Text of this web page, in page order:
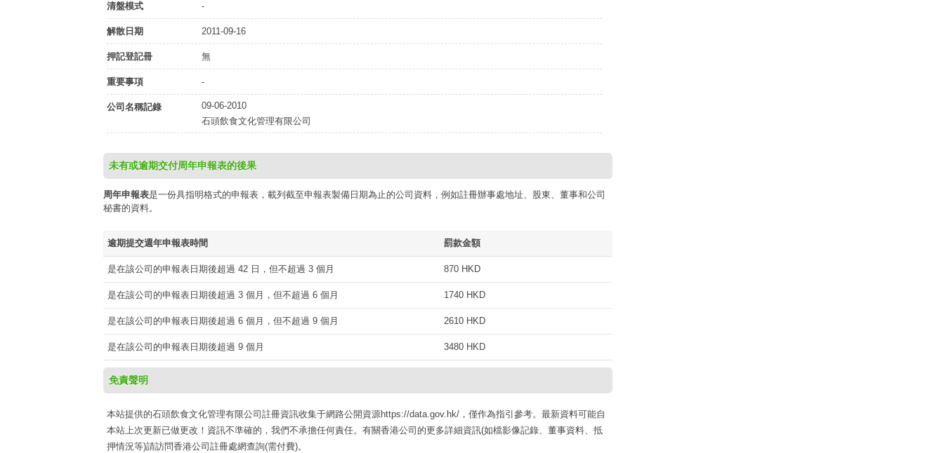
清盤模式 -
解散日期 2011-09-16
押記登記冊 無
重要事項 -
公司名稱記錄
09-06-2010
石頭飲食文化管理有限公司
未有或逾期交付周年申報表的後果
周年申報表是一份具指明格式的申報表，載列截至申報表製備日期為止的公司資料，例如註冊辦事處地址、股東、董事和公司
秘書的資料。
逾期提交週年申報表時間 罰款金額
是在該公司的申報表日期後超過 42 日，但不超過 3 個月 870 HKD
是在該公司的申報表日期後超過 3 個月，但不超過 6 個月 1740 HKD
是在該公司的申報表日期後超過 6 個月，但不超過 9 個月 2610 HKD
是在該公司的申報表日期後超過 9 個月 3480 HKD
免責聲明
本站提供的石頭飲食文化管理有限公司註冊資訊收集于網路公開資源https://data.gov.hk/，僅作為指引參考。最新資料可能自
本站上次更新已做更改！資訊不準確的，我們不承擔任何責任。有關香港公司的更多詳細資訊(如檔影像記錄、董事資料、抵
押情況等)請訪問香港公司註冊處網查詢(需付費)。